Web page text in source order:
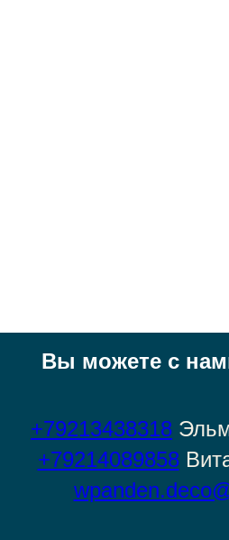
Вы можете с
+79213438318
+79214089858